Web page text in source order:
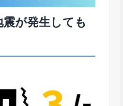
震が発生しても